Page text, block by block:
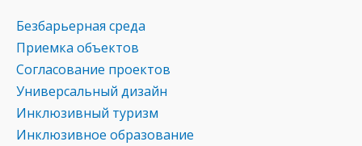
Безбарьерная среда
Приемка объектов
Согласование проектов
Универсальный дизайн
Инклюзивный туризм
Инклюзивное образование